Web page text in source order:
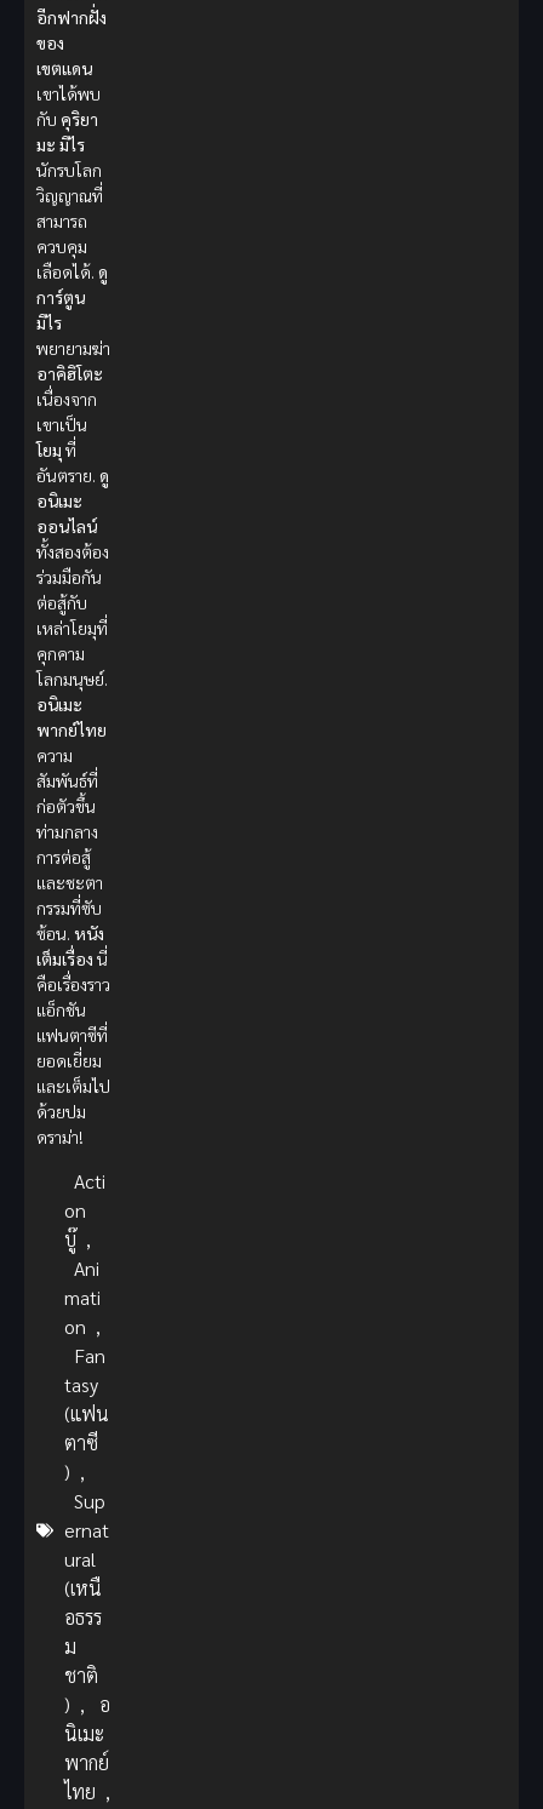
อีกฟากฝั่ง
ของ
เขตแดน
เขาได้พบ
กับ คุริยา
มะ มิไร
นักรบโลก
วิญญาณที่
สามารถ
ควบคุม
เลือดได้. ดู
การ์ตูน
มิไร
พยายามฆ่า
อาคิฮิโตะ
เนื่องจาก
เขาเป็น
โยมุ ที่
อันตราย. ดู
อนิเมะ
ออนไลน์
ทั้งสองต้อง
ร่วมมือกัน
ต่อสู้กับ
เหล่าโยมุที่
คุกคาม
โลกมนุษย์.
อนิเมะ
พากย์ไทย
ความ
สัมพันธ์ที่
ก่อตัวขึ้น
ท่ามกลาง
การต่อสู้
และชะตา
กรรมที่ซับ
ซ้อน. หนัง
เต็มเรื่อง นี่
คือเรื่องราว
แอ็กชัน
แฟนตาซีที่
ยอดเยี่ยม
และเต็มไป
ด้วยปม
ดราม่า!
Acti
on
บู๊ ,
Ani
mati
on ,
Fan
tasy
(แฟน
ตาซี
) ,
Sup
ernat
ural
(เหนื
อธรร
ม
ชาติ
) ,
อ
นิเมะ
พากย์
ไทย ,